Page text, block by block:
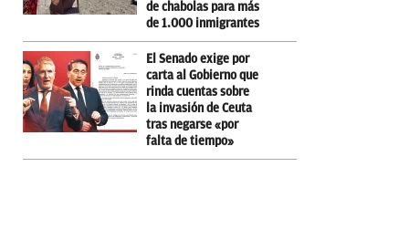
de chabolas para más
de 1.000 inmigrantes
El Senado exige por
carta al Gobierno que
rinda cuentas sobre
la invasión de Ceuta
tras negarse «por
falta de tiempo»